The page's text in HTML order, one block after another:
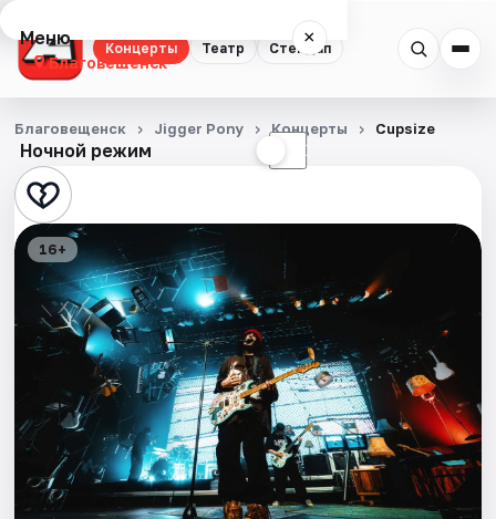
Концерты Театр Стендап
Меню ×
Благовещенск
Концерты
Театр
Стендап
События
Города
Площадки
Артисты
Рейтинги
Ночной режим ☾
Благовещенск Jigger Pony Концерты Cupsize
16+